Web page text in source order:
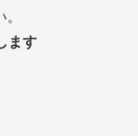
ます